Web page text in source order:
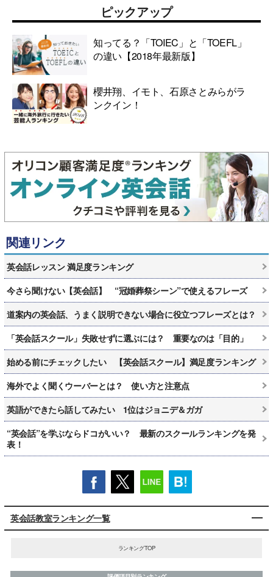
ピックアップ
知ってる？「TOIEC」と「TOEFL」
の違い【2018年最新版】
櫻井翔、イモト、石原さとみらがラ
ンクイン！
関連リンク
英会話レッスン 満足度ランキング
今さら聞けない【英会話】 “冠婚葬祭シーン”で使えるフレーズ
道案内の英会話、うまく説明できない場合に役立つフレーズとは？
「英会話スクール」失敗せずに選ぶには？ 重要なのは「目的」
始める前にチェックしたい 【英会話スクール】満足度ランキング
海外でよく聞くウーバーとは？ 使い方と注意点
英語ができたら話してみたい 1位はジョニデ＆ガガ
“英会話”を学ぶならドコがいい？ 最新のスクールランキングを発
表！
英会話教室ランキング一覧
ランキングTOP